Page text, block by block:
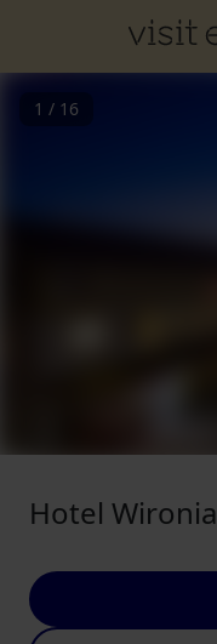
1 / 16
Hotel Wironia